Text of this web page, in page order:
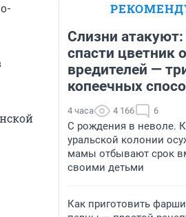
Слизни атакуют:
спасти цветник
вредителей —
копеечных
4 часа 4 166 6
С рождения в неволе.
уральской колонии
мамы отбывают срок
своими детьми
Как приготовить